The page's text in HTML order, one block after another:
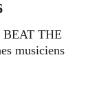
BEAT THE
musiciens